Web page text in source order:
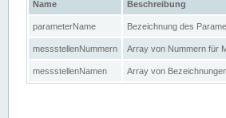
Name Beschreibung
parameterName Bezeichnung des
messstellenNummern Array von Nummern für
messstellenNamen Array von